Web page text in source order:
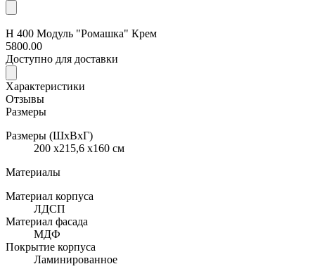
Н 400 Модуль "Ромашка" Крем
5800.00
Доступно для доставки
Характеристики
Отзывы
Размеры
Размеры (ШхВхГ)
200 x215,6 x160 см
Материалы
Материал корпуса
ЛДСП
Материал фасада
МДФ
Покрытие корпуса
Ламинированное